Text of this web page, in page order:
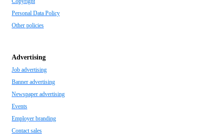
Personal Data Policy
Other policies
Advertising
Job advertising
Banner advertising
Newspaper advertising
Events
Employer branding
Contact sales